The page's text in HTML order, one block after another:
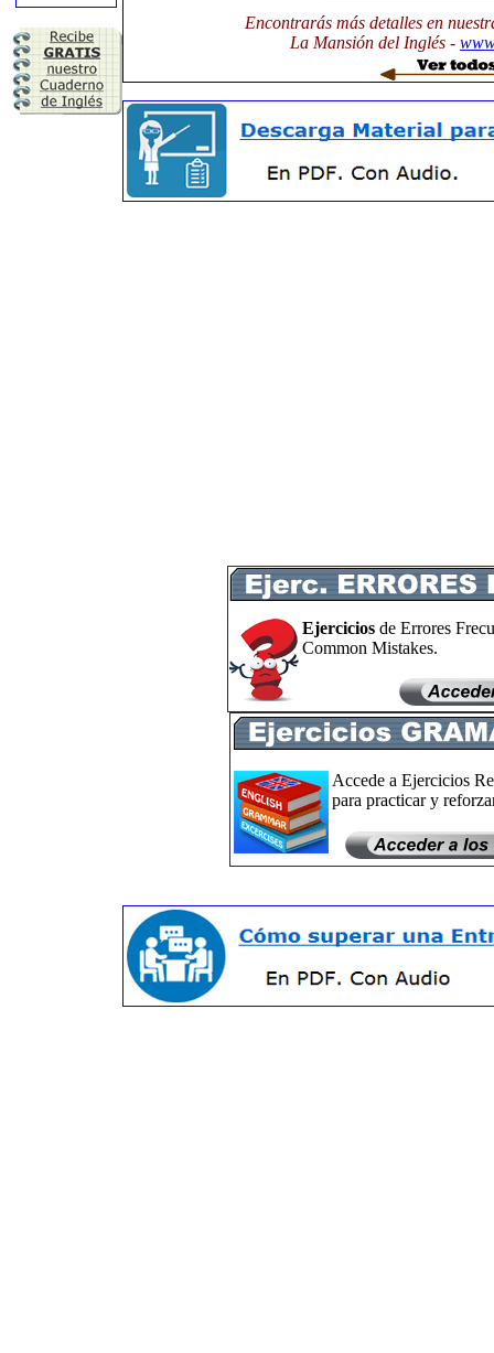
Encontrarás más detalles en
La Mansión del Inglés -
Ejerciciosde Errores
Common Mistakes.
Accede a Ejercicios
para practicar y